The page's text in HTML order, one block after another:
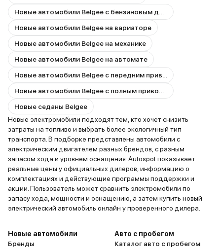
Новые автомобили Belgee на вариаторе
Новые автомобили Belgee на механике
Новые автомобили Belgee на автомате
Новые седаны Belgee
Новые электромобили подходят тем, кто хочет снизить
затраты на топливо и выбрать более экологичный тип
транспорта. В подборке представлены автомобили с
электрическим двигателем разных брендов, с разным
запасом хода и уровнем оснащения. Autospot показывает
реальные цены у официальных дилеров, информацию о
комплектациях и действующие программы поддержки и
акции. Пользователь может сравнить электромобили по
запасу хода, мощности и оснащению, а затем купить новый
электрический автомобиль онлайн у проверенного дилера.
Новые автомобили
Бренды
Авто с пробегом
Каталог авто с пробегом